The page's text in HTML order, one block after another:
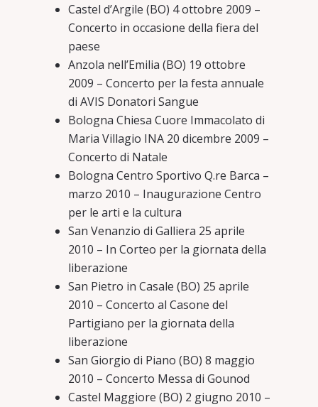
Castel d’Argile (BO) 4 ottobre 2009 –
Concerto in occasione della fiera del
paese
Anzola nell’Emilia (BO) 19 ottobre
2009 – Concerto per la festa annuale
di AVIS Donatori Sangue
Bologna Chiesa Cuore Immacolato di
Maria Villagio INA 20 dicembre 2009 –
Concerto di Natale
Bologna Centro Sportivo Q.re Barca –
marzo 2010 – Inaugurazione Centro
per le arti e la cultura
San Venanzio di Galliera 25 aprile
2010 – In Corteo per la giornata della
liberazione
San Pietro in Casale (BO) 25 aprile
2010 – Concerto al Casone del
Partigiano per la giornata della
liberazione
San Giorgio di Piano (BO) 8 maggio
2010 – Concerto Messa di Gounod
Castel Maggiore (BO) 2 giugno 2010 –